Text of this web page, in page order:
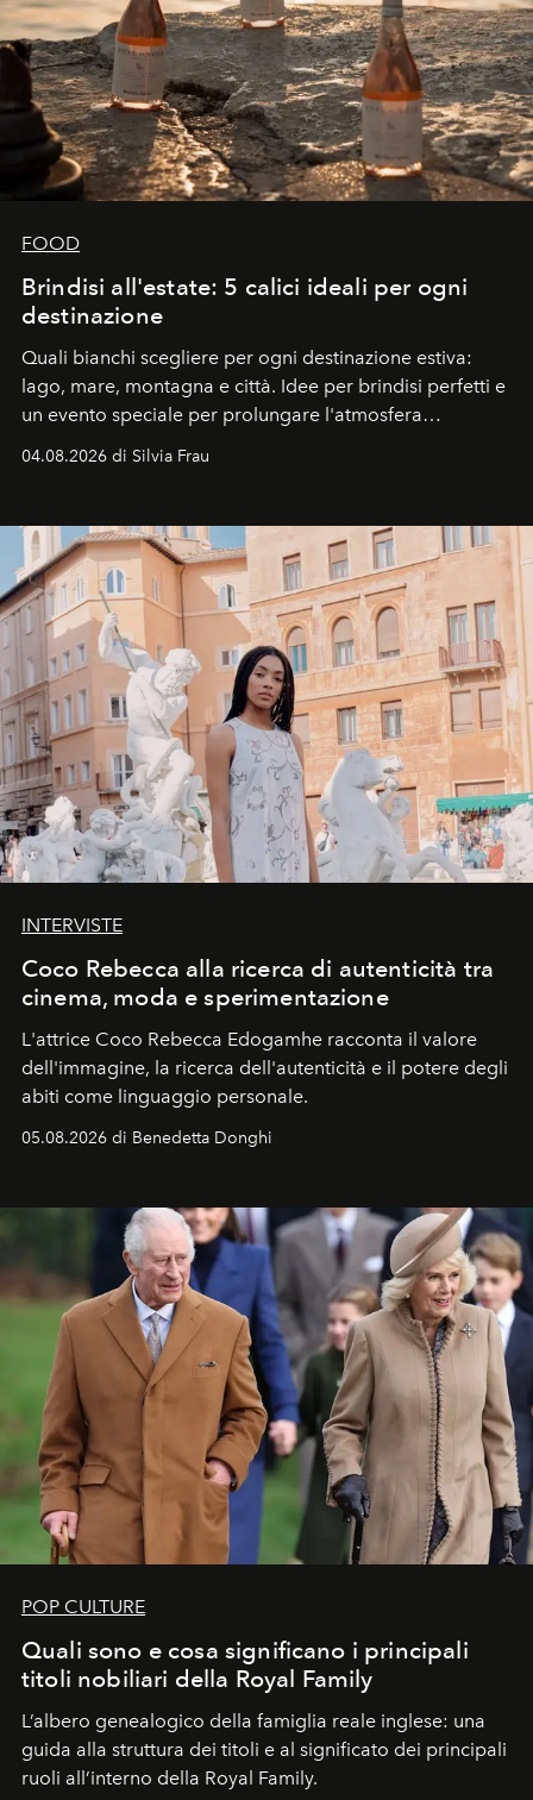
FOOD
Brindisi all'estate: 5 calici ideali per ogni
destinazione
Quali bianchi scegliere per ogni destinazione estiva:
lago, mare, montagna e città. Idee per brindisi perfetti e
un evento speciale per prolungare l'atmosfera
04.08.2026 di Silvia Frau
INTERVISTE
Coco Rebecca alla ricerca di autenticità tra
cinema, moda e sperimentazione
L'attrice Coco Rebecca Edogamhe racconta il valore
dell'immagine, la ricerca dell'autenticità e il potere degli
abiti come linguaggio personale.
05.08.2026 di Benedetta Donghi
POP CULTURE
Quali sono e cosa significano i principali
titoli nobiliari della Royal Family
L’albero genealogico della famiglia reale inglese: una
guida alla struttura dei titoli e al significato dei principali
ruoli all’interno della Royal Family.